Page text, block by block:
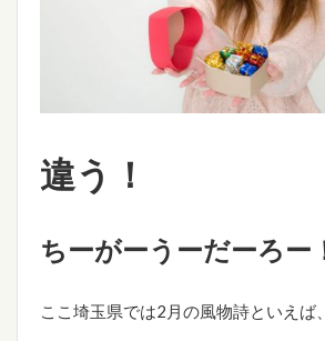
違う！
ちーがーうーだーろー
ここ埼玉県では2月の風物詩といえば、